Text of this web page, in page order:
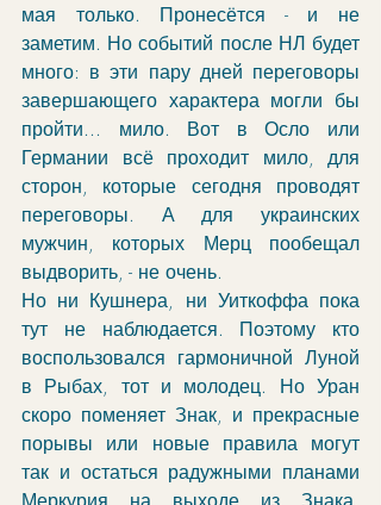
мая только. Пронесётся - и не
заметим. Но событий после НЛ будет
много: в эти пару дней переговоры
завершающего характера могли бы
пройти... мило. Вот в Осло или
Германии всё проходит мило, для
сторон, которые сегодня проводят
переговоры. А для украинских
мужчин, которых Мерц пообещал
выдворить, - не очень.
Но ни Кушнера, ни Уиткоффа пока
тут не наблюдается. Поэтому кто
воспользовался гармоничной Луной
в Рыбах, тот и молодец. Но Уран
скоро поменяет Знак, и прекрасные
порывы или новые правила могут
так и остаться радужными планами